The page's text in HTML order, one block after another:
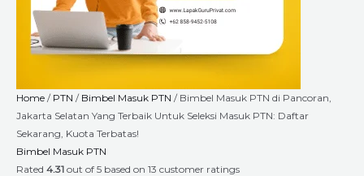
Home / PTN / Bimbel Masuk PTN / Bimbel Masuk PTN di Pancoran,
Jakarta Selatan Yang Terbaik Untuk Seleksi Masuk PTN: Daftar
Sekarang, Kuota Terbatas!
Bimbel Masuk PTN
Rated 4.31 out of 5 based on 13 customer ratings
PTN:
Daftar
Sekarang,
quantity